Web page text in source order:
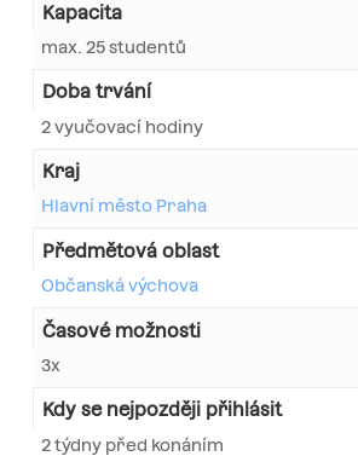
Kapacita
max. 25 studentů
Doba trvání
2 vyučovací hodiny
Kraj
Hlavní město Praha
Předmětová oblast
Občanská výchova
Časové možnosti
3x
Kdy se nejpozději přihlásit
2 týdny před konáním